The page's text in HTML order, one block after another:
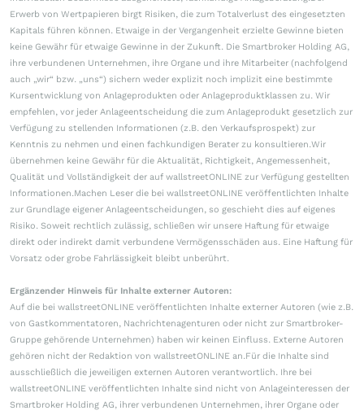
Erwerb von Wertpapieren birgt Risiken, die zum Totalverlust des eingesetzten
Kapitals führen können. Etwaige in der Vergangenheit erzielte Gewinne bieten
keine Gewähr für etwaige Gewinne in der Zukunft. Die Smartbroker Holding AG,
ihre verbundenen Unternehmen, ihre Organe und ihre Mitarbeiter (nachfolgend
auch „wir“ bzw. „uns“) sichern weder explizit noch implizit eine bestimmte
Kursentwicklung von Anlageprodukten oder Anlageproduktklassen zu. Wir
empfehlen, vor jeder Anlageentscheidung die zum Anlageprodukt gesetzlich zur
Verfügung zu stellenden Informationen (z.B. den Verkaufsprospekt) zur
Kenntnis zu nehmen und einen fachkundigen Berater zu konsultieren.Wir
übernehmen keine Gewähr für die Aktualität, Richtigkeit, Angemessenheit,
Qualität und Vollständigkeit der auf wallstreetONLINE zur Verfügung gestellten
Informationen.Machen Leser die bei wallstreetONLINE veröffentlichten Inhalte
zur Grundlage eigener Anlageentscheidungen, so geschieht dies auf eigenes
Risiko. Soweit rechtlich zulässig, schließen wir unsere Haftung für etwaige
direkt oder indirekt damit verbundene Vermögensschäden aus. Eine Haftung für
Vorsatz oder grobe Fahrlässigkeit bleibt unberührt.
Ergänzender Hinweis für Inhalte externer Autoren:
Auf die bei wallstreetONLINE veröffentlichten Inhalte externer Autoren (wie z.B.
von Gastkommentatoren, Nachrichtenagenturen oder nicht zur Smartbroker-
Gruppe gehörende Unternehmen) haben wir keinen Einfluss. Externe Autoren
gehören nicht der Redaktion von wallstreetONLINE an.Für die Inhalte sind
ausschließlich die jeweiligen externen Autoren verantwortlich. Ihre bei
wallstreetONLINE veröffentlichten Inhalte sind nicht von Anlageinteressen der
Smartbroker Holding AG, ihrer verbundenen Unternehmen, ihrer Organe oder